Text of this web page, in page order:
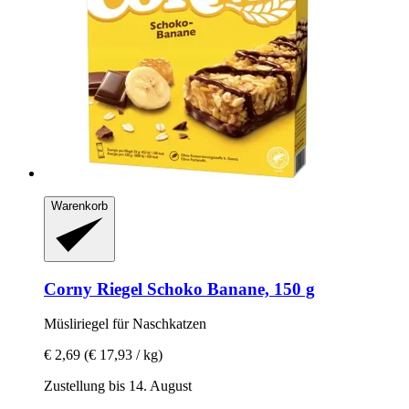
Warenkorb
Corny Riegel Schoko Banane, 150 g
Müsliriegel für Naschkatzen
€ 2,69 (€ 17,93 / kg)
Zustellung bis 14. August